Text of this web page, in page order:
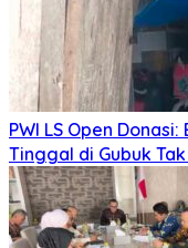
PWI LS Open
Tinggal di Gubuk